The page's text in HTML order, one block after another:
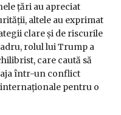
țări au apreciat
altele au exprimat
clare și de riscurile
rolul lui Trump a
care caută să
într-un conflict
pentru o